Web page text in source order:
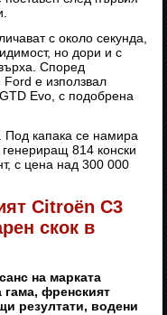
с около секунда,
но дори и с
Според
Ford е използвал
Evo, с подобрена
Под капака се намира
814 конски
с цена над 300 000
Citroën C3
скок в
на марката
гама, френският
резултати, водени